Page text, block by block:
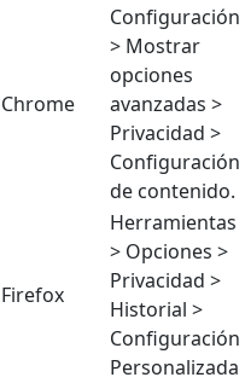
Chrome
Configuración
> Mostrar
opciones
avanzadas >
Privacidad >
Configuración
de contenido.
Firefox
Herramientas
> Opciones >
Privacidad >
Historial >
Configuración
Personalizada